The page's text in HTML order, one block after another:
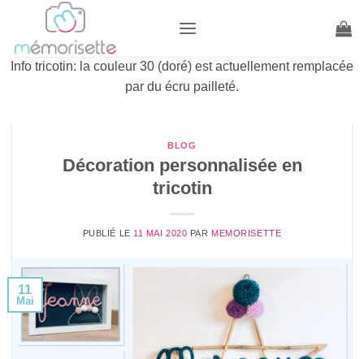
contenu
Info tricotin: la couleur 30 (doré) est actuellement remplacée
par du écru pailleté.
BLOG
Décoration personnalisée en
tricotin
PUBLIÉ LE 11 MAI 2020 PAR MEMORISETTE
11
Mai